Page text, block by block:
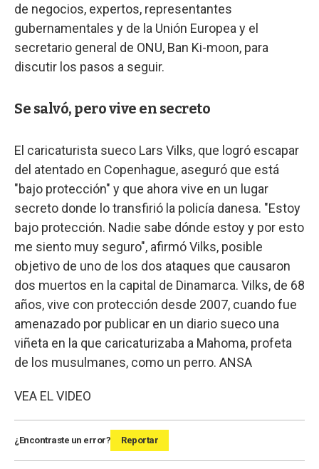
de negocios, expertos, representantes
gubernamentales y de la Unión Europea y el
secretario general de ONU, Ban Ki-moon, para
discutir los pasos a seguir.
Se salvó, pero vive en secreto
El caricaturista sueco Lars Vilks, que logró escapar
del atentado en Copenhague, aseguró que está
"bajo protección" y que ahora vive en un lugar
secreto donde lo transfirió la policía danesa. "Estoy
bajo protección. Nadie sabe dónde estoy y por esto
me siento muy seguro", afirmó Vilks, posible
objetivo de uno de los dos ataques que causaron
dos muertos en la capital de Dinamarca. Vilks, de 68
años, vive con protección desde 2007, cuando fue
amenazado por publicar en un diario sueco una
viñeta en la que caricaturizaba a Mahoma, profeta
de los musulmanes, como un perro. ANSA
VEA EL VIDEO
¿Encontraste un error? Reportar